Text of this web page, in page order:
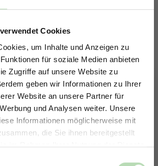
Cookies
um Inhalte und Anzeigen zu
für soziale Medien anbieten
Zugriffe auf unsere Website zu
geben wir Informationen zu Ihrer
Website an unsere Partner für
und Analysen weiter. Unsere
Informationen möglicherweise mit
die Sie ihnen bereitgestellt
im Rahmen Ihrer Nutzung der Dienste
5% RABATT AUF
RÜCKWÄNDE